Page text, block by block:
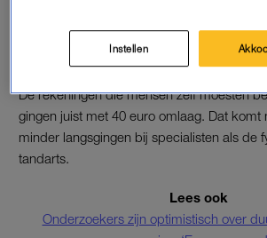
zorgverzekering en Wet langdurige zorg
uitgegeven per Nederlander.
De rekeningen die mensen zelf moesten
gingen juist met 40 euro omlaag. Dat komt
minder langsgingen bij specialisten als de
tandarts.
Lees ook
Onderzoekers zijn optimistisch over
Instellen